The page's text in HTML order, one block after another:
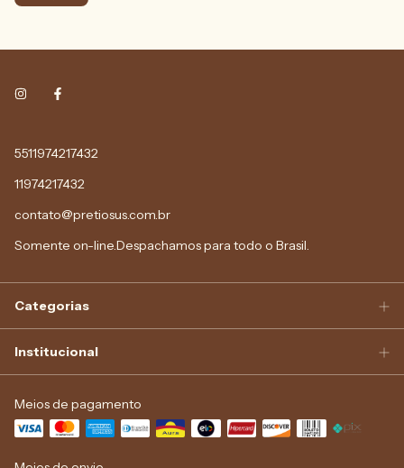
5511974217432
11974217432
contato@pretiosus.com.br
Somente on-line.Despachamos para todo o Brasil.
Categorias
Institucional
Meios de pagamento